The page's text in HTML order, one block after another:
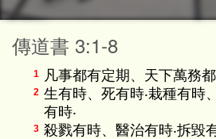
傳道書 3:1-8
1 凡事都有定期、天下萬務
2 生有時、死有時‧栽種有時
有時‧
3 殺戮有時、醫治有時‧拆毀